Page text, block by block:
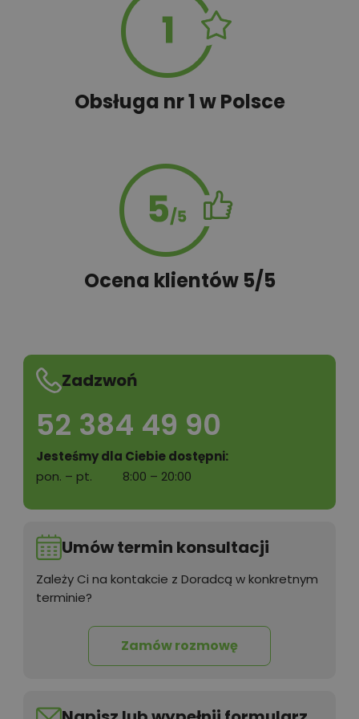
Obsługa nr 1 w Polsce
Ocena klientów 5/5
Zadzwoń
52 384 49 90
Jesteśmy dla Ciebie dostępni:
pon. – pt.
8:00 – 20:00
Umów termin konsultacji
Zależy Ci na kontakcie z Doradcą w konkretnym
terminie?
Zamów rozmowę